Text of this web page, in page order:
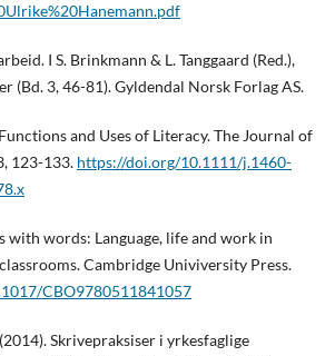
I S. Brinkmann & L. Tanggaard (Red.),
(Bd. 3, 46-81). Gyldendal Norsk Forlag AS.
and Uses of Literacy. The Journal of
123-133. https://doi.org/10.1111/j.1460-
with words: Language, life and work in
Cambridge Univiversity Press.
CBO9780511841057
Skrivepraksiser i yrkesfaglige